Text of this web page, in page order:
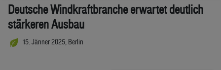
Deutsche Windkraftbranche erwartet deutlich
stärkeren Ausbau
15. Jänner 2025, Berlin